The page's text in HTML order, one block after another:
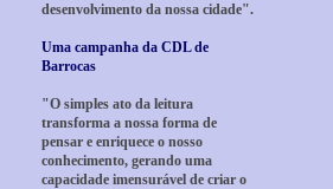
desenvolvimento da nossa cidade".
Uma campanha da CDL de
Barrocas
"O simples ato da leitura
transforma a nossa forma de
pensar e enriquece o nosso
conhecimento, gerando uma
capacidade imensurável de criar o